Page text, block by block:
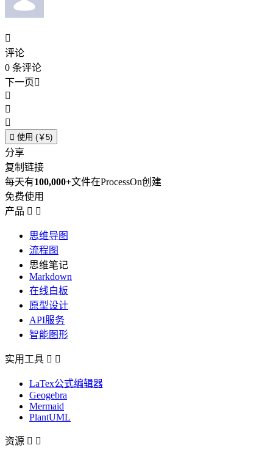

评论
0 条评论
下一页



 使用 (￥5)
分享
复制链接
每天有100,000+文件在ProcessOn创建
免费使用
产品  
思维导图
流程图
思维笔记
Markdown
在线白板
原型设计
API服务
智能图形
实用工具  
LaTex公式编辑器
Geogebra
Mermaid
PlantUML
资源  